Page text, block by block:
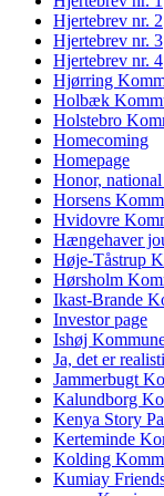
Hjertebrev nr. 2
Hjertebrev nr. 3
Hjertebrev nr. 4
Hjørring
Holbæk
Holstebro
Homecoming
Homepage
Honor,
Horsens
Hvidovre
Hængehaver
Høje-Tåstrup
Hørsholm
Ikast-Brande
Investor page
Ishøj
Ja, det er
Jammerbugt
Kalundborg
Kenya Story
Kerteminde
Kolding
Kumiay